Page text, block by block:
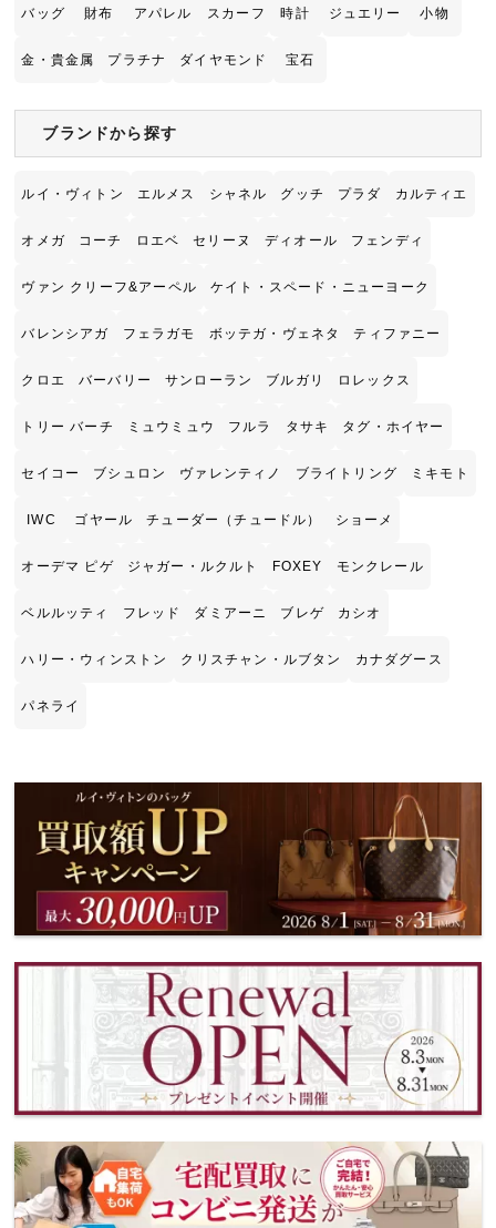
バッグ 財布 アパレル スカーフ 時計 ジュエリー 小物
金・貴金属 プラチナ ダイヤモンド 宝石
ブランドから探す
ルイ・ヴィトン エルメス シャネル グッチ プラダ カルティエ
オメガ コーチ ロエベ セリーヌ ディオール フェンディ
ヴァン クリーフ&アーペル ケイト・スペード・ニューヨーク
バレンシアガ フェラガモ ボッテガ・ヴェネタ ティファニー
クロエ バーバリー サンローラン ブルガリ ロレックス
トリー バーチ ミュウミュウ フルラ タサキ タグ・ホイヤー
セイコー ブシュロン ヴァレンティノ ブライトリング ミキモト
IWC ゴヤール チューダー（チュードル） ショーメ
オーデマ ピゲ ジャガー・ルクルト FOXEY モンクレール
ベルルッティ フレッド ダミアーニ ブレゲ カシオ
ハリー・ウィンストン クリスチャン・ルブタン カナダグース
パネライ